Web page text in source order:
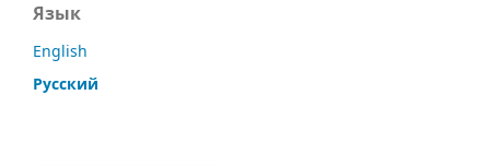
Язык
English
Русский